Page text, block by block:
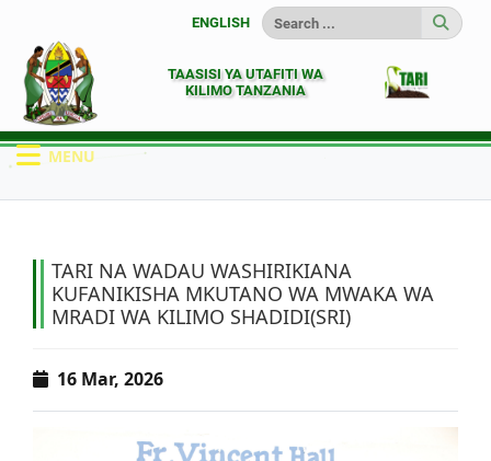
ENGLISH
TAASISI YA UTAFITI WA
KILIMO TANZANIA
MENU
TARI NA WADAU WASHIRIKIANA
KUFANIKISHA MKUTANO WA MWAKA WA
MRADI WA KILIMO SHADIDI(SRI)
16 Mar, 2026